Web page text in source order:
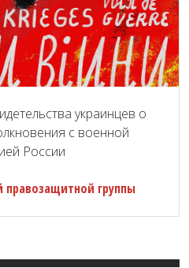
украинцев о
с военной
России
правозащитной группы